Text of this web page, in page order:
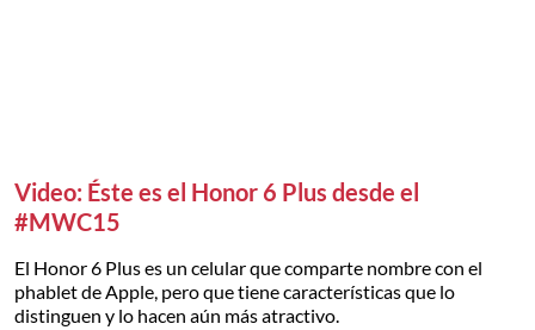
Video: Éste es el Honor 6 Plus desde el
#MWC15
El Honor 6 Plus es un celular que comparte nombre con el
phablet de Apple, pero que tiene características que lo
distinguen y lo hacen aún más atractivo.